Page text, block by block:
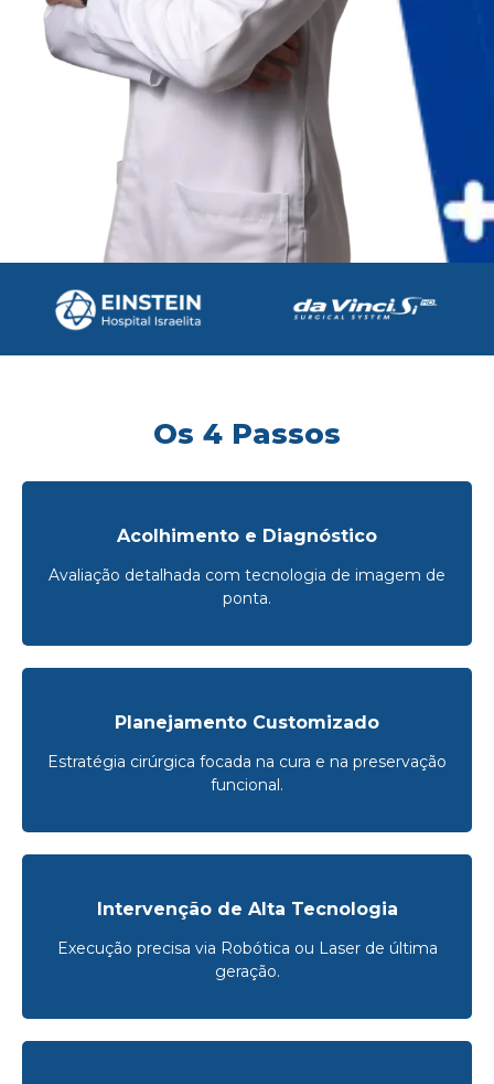
Os 4 Passos
Acolhimento e Diagnóstico
Avaliação detalhada com tecnologia de imagem de
ponta.
Planejamento Customizado
Estratégia cirúrgica focada na cura e na preservação
funcional.
Intervenção de Alta Tecnologia
Execução precisa via Robótica ou Laser de última
geração.